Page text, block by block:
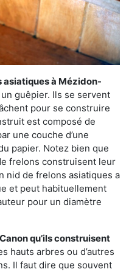
asiatiques à Mézidon-
guêpier. Ils se servent
pour se construire
est composé de
une couche d’une
papier. Notez bien que
frelons construisent leur
nid de frelons asiatiques a
et peut habituellement
pour un diamètre
qu’ils construisent
hauts arbres ou d’autres
Il faut dire que souvent